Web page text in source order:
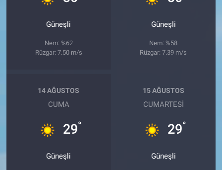
Güneşli
Nem: %62
Rüzgar: 7.50 m/s
Güneşli
Nem: %58
Rüzgar: 7.39 m/s
14 AĞUSTOS
CUMA
29°
Güneşli
15 AĞUSTOS
CUMARTESI
29°
Güneşli